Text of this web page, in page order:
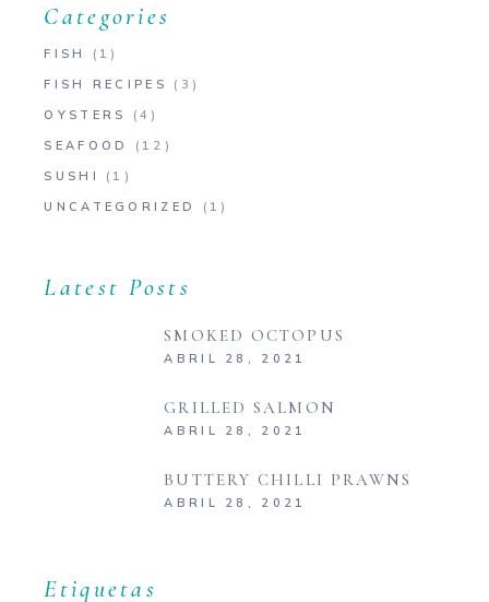
Categories
FISH
(1)
FISH RECIPES
(3)
OYSTERS
(4)
SEAFOOD
(12)
SUSHI
(1)
UNCATEGORIZED
(1)
Latest Posts
SMOKED OCTOPUS
ABRIL 28, 2021
GRILLED SALMON
ABRIL 28, 2021
BUTTERY CHILLI PRAWNS
ABRIL 28, 2021
Etiquetas